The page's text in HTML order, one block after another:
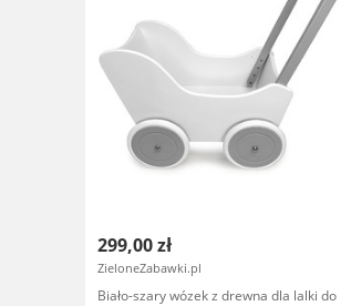
299,00 zł
ZieloneZabawki.pl
Biało-szary wózek z drewna dla lalki do